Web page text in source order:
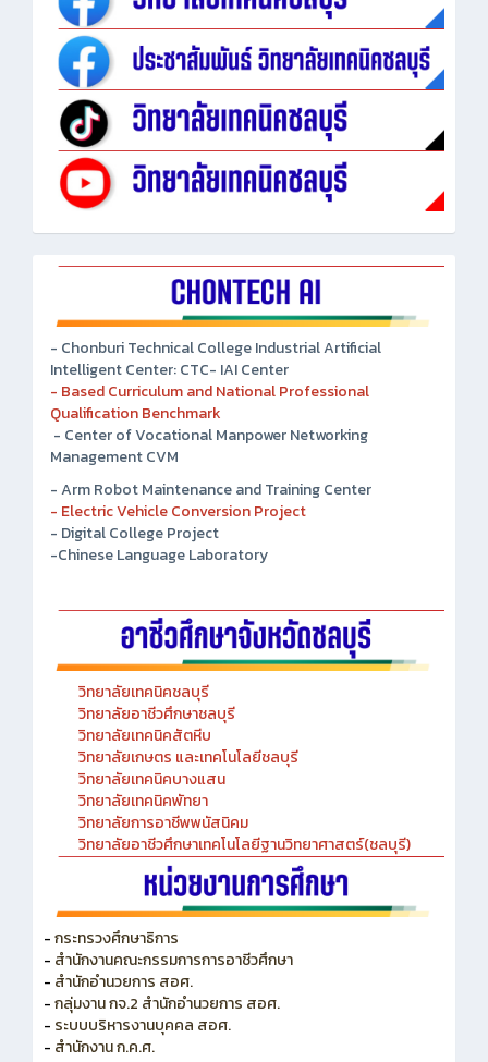
- Chonburi Technical College Industrial Artificial
Intelligent Center: CTC- IAI Center
- Based Curriculum and National Professional
Qualification Benchmark
- Center of Vocational Manpower Networking
Management CVM
- Arm Robot Maintenance and Training Center
- Electric Vehicle Conversion Project
- Digital College Project
-Chinese Language Laboratory
วิทยาลัยเทคนิคชลบุรี
วิทยาลัยอาชีวศึกษาชลบุรี
วิทยาลัยเทคนิคสัตหีบ
วิทยาลัยเกษตร และเทคโนโลยีชลบุรี
วิทยาลัยเทคนิคบางแสน
วิทยาลัยเทคนิคพัทยา
วิทยาลัยการอาชีพพนัสนิคม
วิทยาลัยอาชีวศึกษาเทคโนโลยีฐานวิทยาศาสตร์(ชลบุรี)
-กระทรวงศึกษาธิการ
- สำนักงานคณะกรรมการการอาชีวศึกษา
- สำนักอำนวยการ สอศ.
-กลุ่มงาน กจ.2 สำนักอำนวยการ สอศ.
- ระบบบริหารงานบุคคล สอศ.
- สำนักงาน ก.ค.ศ.